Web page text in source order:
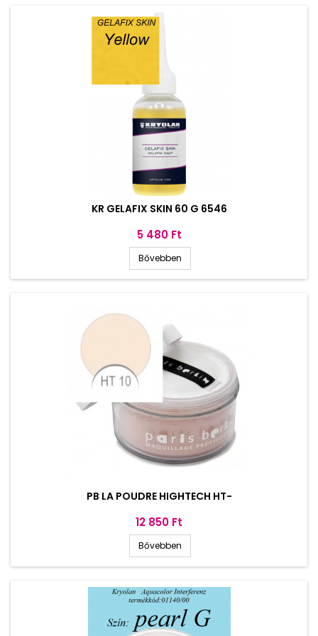
KR GELAFIX SKIN 60 G 6546
Ár
5 480 Ft
Bővebben
PB LA POUDRE HIGHTECH HT-
Ár
12 850 Ft
Bővebben